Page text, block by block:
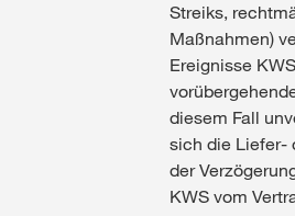
Streiks,
Maßnahmen)
Ereignisse
diesem Fall
sich die Liefer-
der
KWS vom